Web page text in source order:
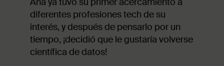
diferentes profesiones tech de su
interés, y después de pensarlo por un
tiempo, ¡decidió que le gustaría volverse
científica de datos!